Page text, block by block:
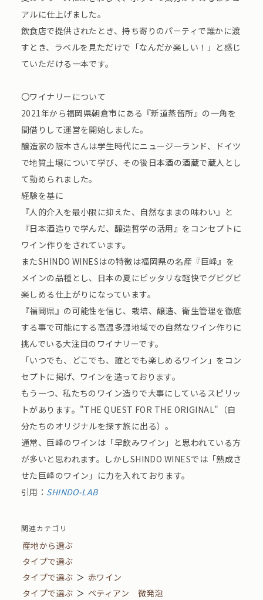
アルに仕上げました。
飲⾷店で提供されたとき、持ち寄りのパーティで誰かに渡
すとき、ラベルを⾒ただけで「なんだか楽しい！」と感じ
ていただける⼀本です。
〇ワイナリーについて
2021年から福岡県朝倉市にある『新道蒸留所』の一角を
間借りして運営を開始しました。
醸造家の阪本さんは学生時代にニュージーランド、ドイツ
で地質土壌について学び、その後日本酒の酒蔵で蔵人とし
て勤められました。
経験を基に
『人的介入を最小限に抑えた、自然なままの味わい』と
『日本酒造りで学んだ、醸造哲学の活用』をコンセプトに
ワイン作りをされています。
またSHINDO WINESはの特徴は福岡県の名産『巨峰』を
メインの品種とし、日本の夏にピッタリな軽快でグビグビ
楽しめる仕上がりになっています。
『福岡県』の可能性を信じ、栽培、醸造、衛生管理を徹底
する事で可能にする高温多湿地域での自然なワイン作りに
挑んでいる大注目のワイナリーです。
「いつでも、どこでも、誰とでも楽しめるワイン」をコン
セプトに掲げ、ワインを造っております。
もう⼀つ、私たちのワイン造りで⼤事にしているスピリッ
トがあります。"THE QUEST FOR THE ORIGINAL"（⾃
分たちのオリジナルを探す旅に出る）。
通常、巨峰のワインは「早飲みワイン」と思われている⽅
が多いと思われます。しかしSHINDO WINESでは「熟成さ
せた巨峰のワイン」に⼒を⼊れております。
引用： SHINDO-LAB
関連カテゴリ
産地から選ぶ
タイプで選ぶ
タイプで選ぶ ＞ 赤ワイン
タイプで選ぶ ＞ ペティアン 微発泡